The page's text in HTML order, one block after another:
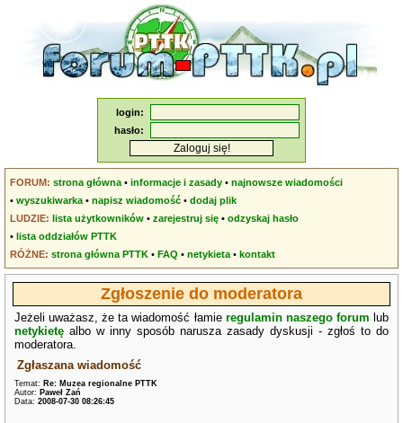
login:
hasło:
FORUM: strona główna •informacje i zasady •najnowsze wiadomości
•wyszukiwarka •napisz wiadomość •dodaj plik
LUDZIE: lista użytkowników •zarejestruj się •odzyskaj hasło
•lista oddziałów PTTK
RÓŻNE: strona główna PTTK •FAQ •netykieta •kontakt
Zgłoszenie do moderatora
Jeżeli uważasz, że ta wiadomość łamie regulamin naszego forum lub
netykietę albo w inny sposób narusza zasady dyskusji - zgłoś to do
moderatora.
Zgłaszana wiadomość
Temat: Re: Muzea regionalne PTTK
Autor: Paweł Zań
Data:2008-07-30 08:26:45